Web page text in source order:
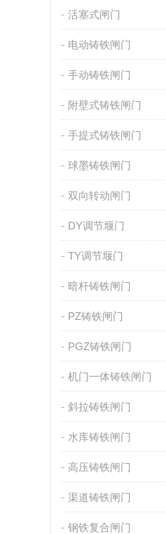
活塞式闸门
电动铸铁闸门
手动铸铁闸门
附壁式铸铁闸门
手提式铸铁闸门
球墨铸铁闸门
双向转动闸门
DY调节堰门
TY调节堰门
暗杆铸铁闸门
PZ铸铁闸门
PGZ铸铁闸门
机门一体铸铁闸门
斜拉铸铁闸门
水库铸铁闸门
高压铸铁闸门
渠道铸铁闸门
钢铁复合闸门